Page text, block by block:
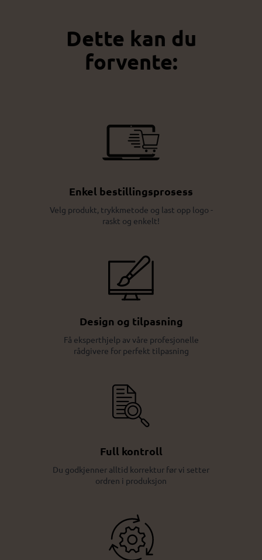
Dette kan du
forvente:
Enkel bestillingsprosess
Velg produkt, trykkmetode og last opp logo -
raskt og enkelt!
Design og tilpasning
Få eksperthjelp av våre profesjonelle
rådgivere for perfekt tilpasning
Full kontroll
Du godkjenner alltid korrektur før vi setter
ordren i produksjon